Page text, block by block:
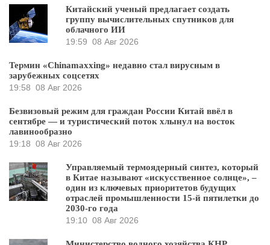
Китайский ученый предлагает создать
группу вычислительных спутников для
облачного ИИ
19:59 08 Авг 2026
Термин «Chinamaxxing» недавно стал вирусным в
зарубежных соцсетях
19:58 08 Авг 2026
Безвизовый режим для граждан России Китай ввёл в
сентябре — и туристический поток хлынул на восток
лавинообразно
19:18 08 Авг 2026
Управляемый термоядерный синтез, который
в Китае называют «искусственное солнце», –
один из ключевых приоритетов будущих
отраслей промышленности 15-й пятилетки до
2030-го года
19:10 08 Авг 2026